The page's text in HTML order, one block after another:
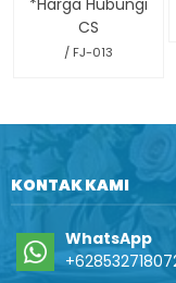
*Harga Hubungi
CS
/ FJ-013
KONTAK KAMI
WhatsApp